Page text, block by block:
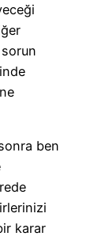
ben
karar